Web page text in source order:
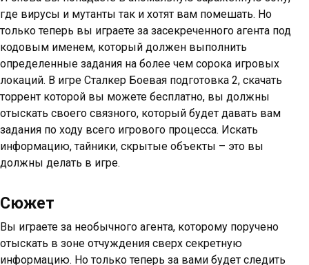
где вирусы и мутанты так и хотят вам помешать. Но
только теперь вы играете за засекреченного агента под
кодовым именем, который должен выполнить
определенные задания на более чем сорока игровых
локаций. В игре Сталкер Боевая подготовка 2, скачать
торрент которой вы можете бесплатно, вы должны
отыскать своего связного, который будет давать вам
задания по ходу всего игрового процесса. Искать
информацию, тайники, скрытые объекты – это вы
должны делать в игре.
Сюжет
Вы играете за необычного агента, которому поручено
отыскать в зоне отчуждения сверх секретную
информацию. Но только теперь за вами будет следить